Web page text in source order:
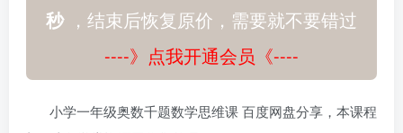
秒，结束后恢复原价，需要就不要错过
----》点我开通会员《----
小学一年级奥数千题数学思维课 百度网盘分享，本课程